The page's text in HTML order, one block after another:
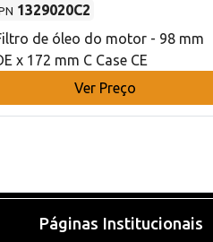
1329020C2
de óleo do motor - 98 mm
x 172 mm C Case CE
Ver Preço
Páginas Institucionais